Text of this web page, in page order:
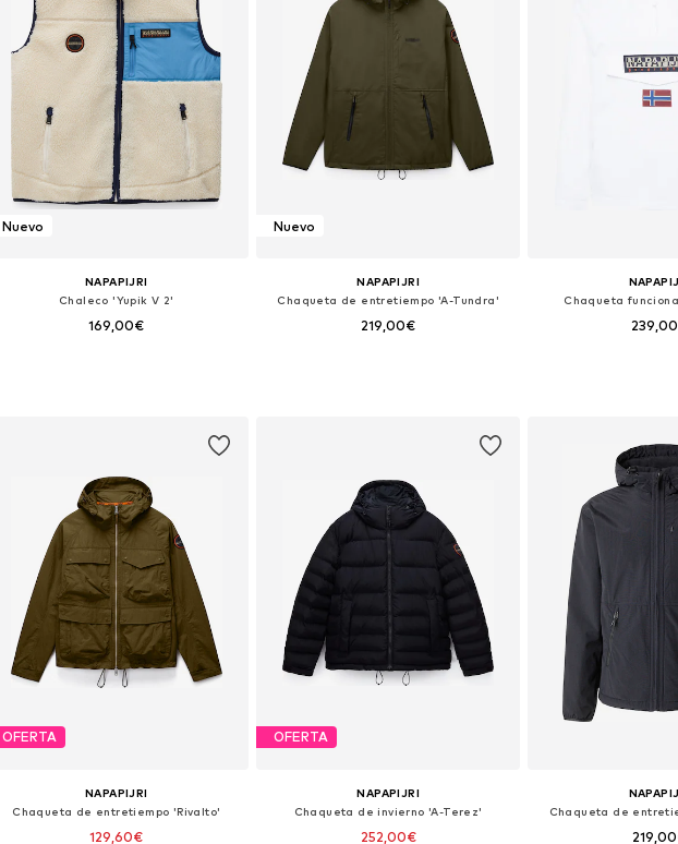
Nuevo
NAPAPIJRI
Chaleco 'Yupik V 2'
169,00€
Nuevo
NAPAPIJRI
Chaqueta de entretiempo 'A-Tundra'
219,00€
Chaqueta
OFERTA
NAPAPIJRI
Chaqueta de entretiempo 'Rivalto'
129,60€
OFERTA
NAPAPIJRI
Chaqueta de invierno 'A-Terez'
252,00€
Chaqueta de